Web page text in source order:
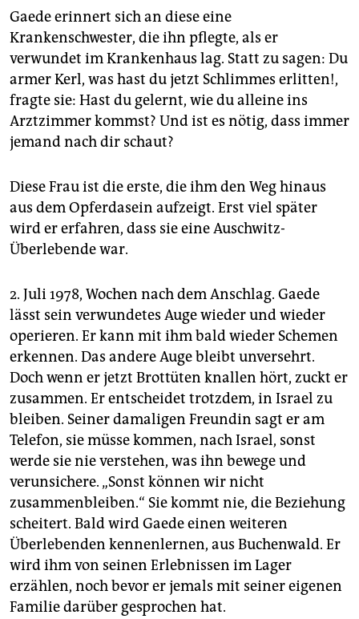
Gaede erinnert sich an diese eine
Krankenschwester, die ihn pflegte, als er
verwundet im Krankenhaus lag. Statt zu sagen: Du
armer Kerl, was hast du jetzt Schlimmes erlitten!,
fragte sie: Hast du gelernt, wie du alleine ins
Arztzimmer kommst? Und ist es nötig, dass immer
jemand nach dir schaut?
Diese Frau ist die erste, die ihm den Weg hinaus
aus dem Opferdasein aufzeigt. Erst viel später
wird er erfahren, dass sie eine Auschwitz-
Überlebende war.
2. Juli 1978, Wochen nach dem Anschlag. Gaede
lässt sein verwundetes Auge wieder und wieder
operieren. Er kann mit ihm bald wieder Schemen
erkennen. Das andere Auge bleibt unversehrt.
Doch wenn er jetzt Brottüten knallen hört, zuckt er
zusammen. Er entscheidet trotzdem, in Israel zu
bleiben. Seiner damaligen Freundin sagt er am
Telefon, sie müsse kommen, nach Israel, sonst
werde sie nie verstehen, was ihn bewege und
verunsichere. „Sonst können wir nicht
zusammenbleiben.“ Sie kommt nie, die Beziehung
scheitert. Bald wird Gaede einen weiteren
Überlebenden kennenlernen, aus Buchenwald. Er
wird ihm von seinen Erlebnissen im Lager
erzählen, noch bevor er jemals mit seiner eigenen
Familie darüber gesprochen hat.